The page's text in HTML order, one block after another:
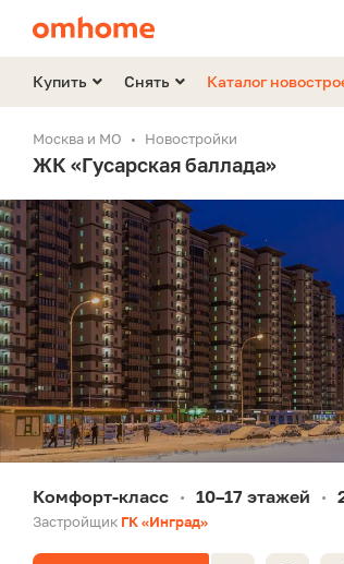
Купить Снять Каталог
Москва и МО Новостройки
ЖК «Гусарская баллада»
Комфорт-класс • 10–17 этажей •
Застройщик ГК «Инград»